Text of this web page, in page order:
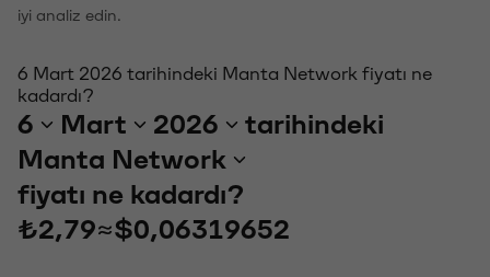
iyi analiz edin.
6 Mart 2026 tarihindeki Manta Network fiyatı ne
kadardı?
6 Mart 2026
tarihindeki
Manta Network
fiyatı ne kadardı?
₺2,79≈$0,06319652